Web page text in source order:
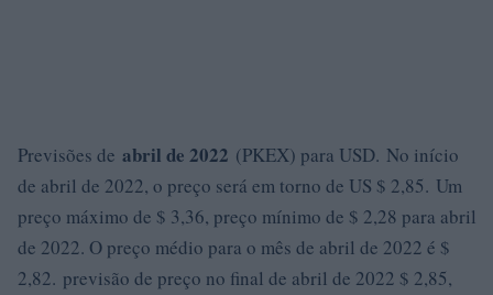
Previsões de abril de 2022 (PKEX) para USD. No início
de abril de 2022, o preço será em torno de US $ 2,85. Um
preço máximo de $ 3,36, preço mínimo de $ 2,28 para abril
de 2022. O preço médio para o mês de abril de 2022 é $
2,82. previsão de preço no final de abril de 2022 $ 2,85,